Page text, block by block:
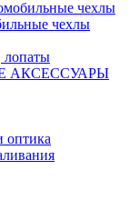
чехлы
чехлы
лопаты
АКСЕССУАРЫ
оптика